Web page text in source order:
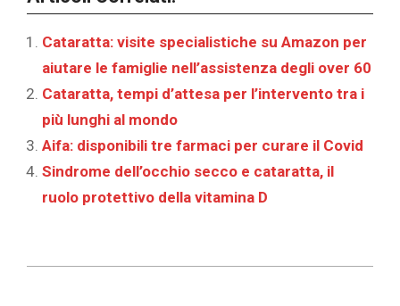
Cataratta: visite specialistiche su Amazon per
aiutare le famiglie nell’assistenza degli over 60
Cataratta, tempi d’attesa per l’intervento tra i
più lunghi al mondo
Aifa: disponibili tre farmaci per curare il Covid
Sindrome dell’occhio secco e cataratta, il
ruolo protettivo della vitamina D